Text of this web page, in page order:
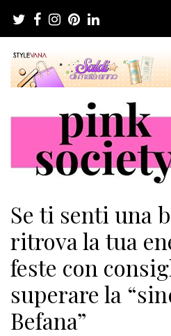
contenuto
Pink Society
Se ti senti una
ritrova la tua
feste con
superare la
Befana”